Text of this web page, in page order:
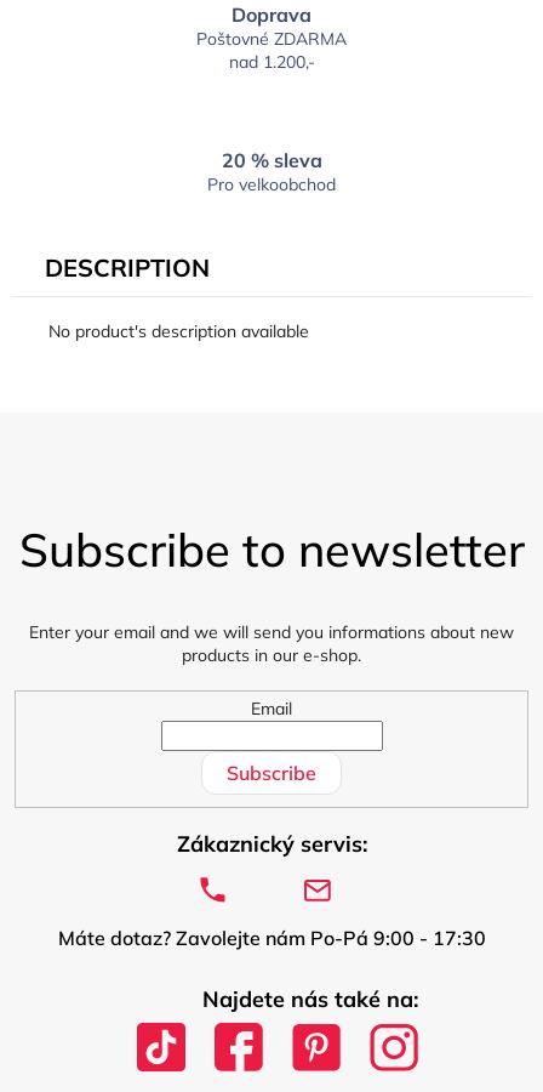
Doprava
Poštovné ZDARMA
nad 1.200,-
20 % sleva
Pro velkoobchod
DESCRIPTION
No product's description available
Subscribe to newsletter
Enter your email and we will send you informations about new
products in our e-shop.
Email
Subscribe
Zákaznický servis:
Máte dotaz? Zavolejte nám Po-Pá 9:00 - 17:30
Najdete nás také na: